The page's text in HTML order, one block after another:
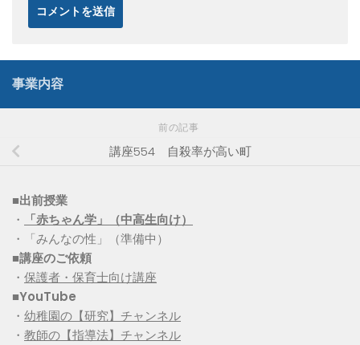
事業内容
前の記事
講座554 自殺率が高い町
■出前授業
・
「赤ちゃん学」（中高生向け）
・「みんなの性」（準備中）
■講座のご依頼
・ 保護者・保育士向け講座
■YouTube
・ 幼稚園の【研究】チャンネル
・ 教師の【指導法】チャンネル